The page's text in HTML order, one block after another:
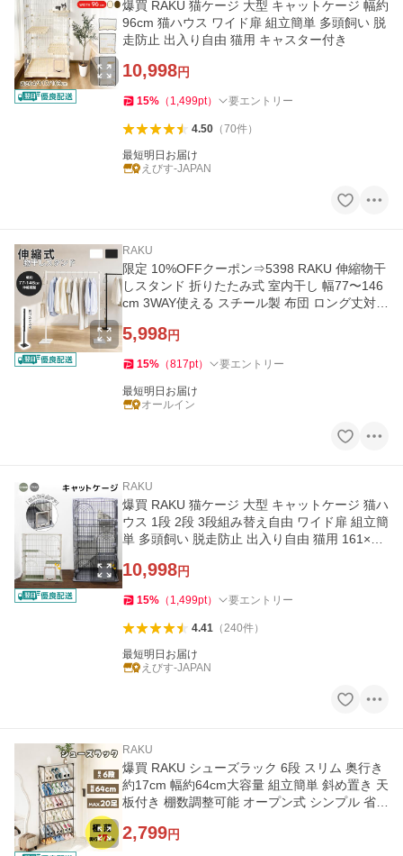
爆買 RAKU 猫ケージ 大型 キャットケージ 幅約
96cm 猫ハウス ワイド扉 組立簡単 多頭飼い 脱
走防止 出入り自由 猫用 キャスター付き
10,998円
15% （ 1,499pt） 要エントリー
4.50（70件）
最短明日お届け
えびす-JAPAN
RAKU
限定 10%OFFクーポン⇒5398 RAKU 伸縮物干
しスタンド 折りたたみ式 室内干し 幅77〜146
cm 3WAY使える スチール製 布団 ロング丈対応
5,998円
15% （817pt） 要エントリー
最短明日お届け
オールイン
RAKU
爆買 RAKU 猫ケージ 大型 キャットケージ 猫ハ
ウス 1段 2段 3段組み替え自由 ワイド扉 組立簡
単 多頭飼い 脱走防止 出入り自由 猫用 161×83
10,998円
15% （ 1,499pt） 要エントリー
4.41（240件）
最短明日お届け
えびす-JAPAN
RAKU
爆買 RAKU シューズラック 6段 スリム 奥行き
約17cm 幅約64cm大容量 組立簡単 斜め置き 天
板付き 棚数調整可能 オープン式 シンプル 省ス
2,799円